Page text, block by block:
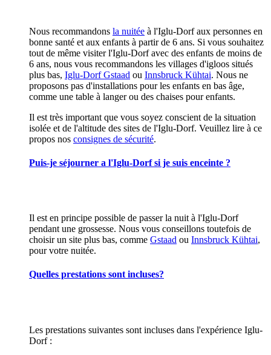
Nous recommandons la nuitée à l'Iglu-Dorf aux personnes en
bonne santé et aux enfants à partir de 6 ans. Si vous souhaitez
tout de même visiter l'Iglu-Dorf avec des enfants de moins de
6 ans, nous vous recommandons les villages d'igloos situés
plus bas, Iglu-Dorf Gstaad ou Innsbruck Kühtai. Nous ne
proposons pas d'installations pour les enfants en bas âge,
comme une table à langer ou des chaises pour enfants.
Il est très important que vous soyez conscient de la situation
isolée et de l'altitude des sites de l'Iglu-Dorf. Veuillez lire à ce
propos nos consignes de sécurité.
Puis-je séjourner a l'Iglu-Dorf si je suis enceinte ?
Il est en principe possible de passer la nuit à l'Iglu-Dorf
pendant une grossesse. Nous vous conseillons toutefois de
choisir un site plus bas, comme Gstaad ou Innsbruck Kühtai,
pour votre nuitée.
Quelles prestations sont incluses?
Les prestations suivantes sont incluses dans l'expérience Iglu-
Dorf :